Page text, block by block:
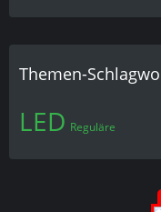
Themen-
LED Reguläre